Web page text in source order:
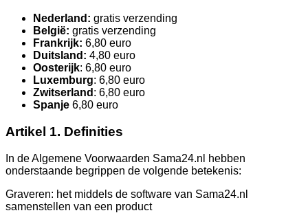
Nederland: gratis verzending
België: gratis verzending
Frankrijk: 6,80 euro
Duitsland: 4,80 euro
Oosterijk: 6,80 euro
Luxemburg: 6,80 euro
Zwitserland : 6,80 euro
Spanje 6,80 euro
Artikel 1. Definities
In de Algemene Voorwaarden Sama24.nl hebben
onderstaande begrippen de volgende betekenis:
Graveren: het middels de software van Sama24.nl
samenstellen van een product